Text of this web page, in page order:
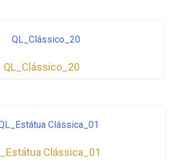
QL_Clássico_20
Clássica_01